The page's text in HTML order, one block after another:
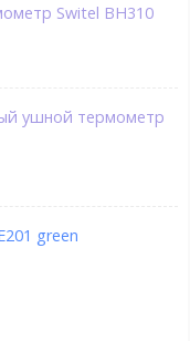
Switel BH310
ушной термометр
green